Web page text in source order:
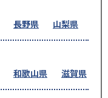
長野県 山梨県
和歌山県 滋賀県